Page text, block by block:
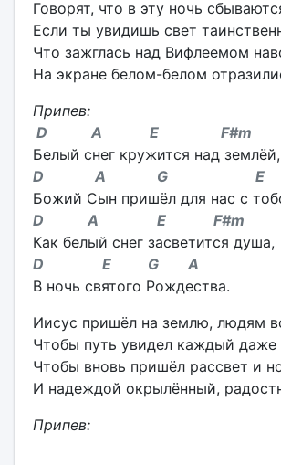
Говорят, что в эту ночь
Если ты увидишь свет
Что зажглась над Вифлеемом
На экране белом-белом
Припев:
D A E F#m
Белый снег кружится над землёй,
D A G E
Божий Сын пришёл для нас с
D A E F#m
Как белый снег засветится душа,
D E G A
В ночь святого Рождества.
Иисус пришёл на землю, людям
Чтобы путь увидел каждый даже
Чтобы вновь пришёл рассвет и
И надеждой окрылённый,
Припев: